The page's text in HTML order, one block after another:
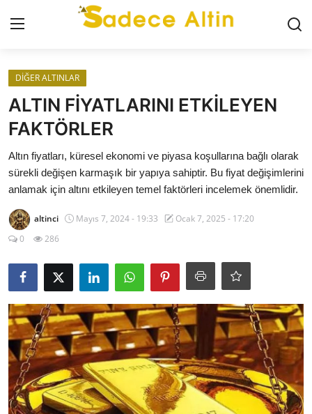
Giriş
İLETİŞİM
YASAL UYARI
KÜNYE
ÇEYREK ALTIN
YARIM ALTIN
TAM ALTIN
DİĞER ALTINLAR
DİĞER ALTINLAR
ALTIN FİYATLARINI ETKİLEYEN
FAKTÖRLER
Altın fiyatları, küresel ekonomi ve piyasa koşullarına bağlı olarak
sürekli değişen karmaşık bir yapıya sahiptir. Bu fiyat değişimlerini
anlamak için altını etkileyen temel faktörleri incelemek önemlidir.
altinci Mayıs 7, 2024 - 19:33
Ocak 7, 2025 - 17:20
0
286